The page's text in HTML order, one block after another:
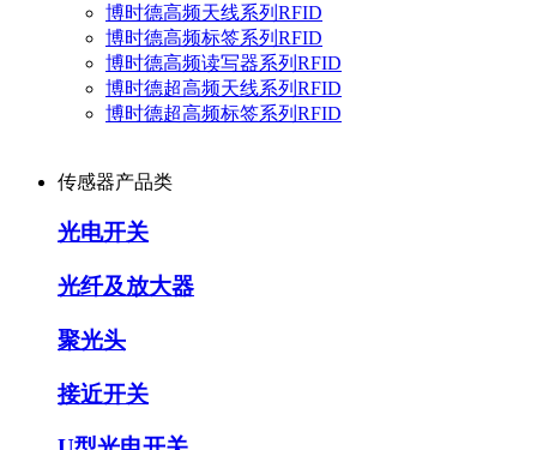
博时德高频天线系列RFID
博时德高频标签系列RFID
博时德高频读写器系列RFID
博时德超高频天线系列RFID
博时德超高频标签系列RFID
传感器产品类
光电开关
光纤及放大器
聚光头
接近开关